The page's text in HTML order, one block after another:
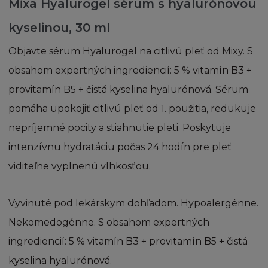
Tehotenstvo a dieťa
Mixa Hyalurogel sérum s hyalurónovou
kyselinou, 30 ml
Objavte sérum Hyalurogel na citlivú pleť od Mixy. S
obsahom expertných ingrediencií: 5 % vitamín B3 +
provitamín B5 + čistá kyselina hyalurónová. Sérum
pomáha upokojiť citlivú pleť od 1. použitia, redukuje
nepríjemné pocity a stiahnutie pleti. Poskytuje
intenzívnu hydratáciu počas 24 hodín pre pleť
viditeľne vyplnenú vlhkosťou.
Vyvinuté pod lekárskym dohľadom. Hypoalergénne.
Nekomedogénne. S obsahom expertných
ingrediencií: 5 % vitamín B3 + provitamín B5 + čistá
kyselina hyalurónová.
ve vlastnictví a pod správou třetích osob s
články, zprávy a další části, které vytvářejí
stránku, mohou být chráněny autorskými
příslušných autorských práv a všech
souvisejících právních předpisů o autorských
právech nebo s omezeními obsaženými na této
Žádná obchodní značka ani obchodní název
firmy L´Oréal nesmí být použity bez
´Oréal a zároveň berete na vědomí, že nemáte
žádná vlastnická práva k těmto značkám a
obchodním názvům.
Souhlasíte, že budete písemně informovat